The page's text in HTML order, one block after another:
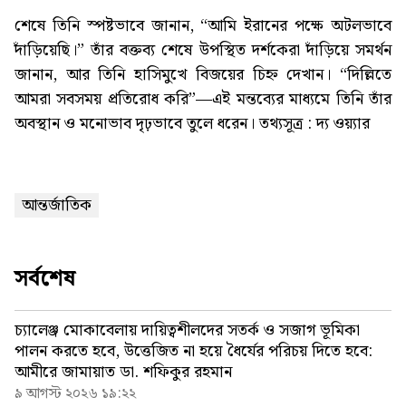
শেষে তিনি স্পষ্টভাবে জানান, “আমি ইরানের পক্ষে অটলভাবে
দাঁড়িয়েছি।” তাঁর বক্তব্য শেষে উপস্থিত দর্শকেরা দাঁড়িয়ে সমর্থন
জানান, আর তিনি হাসিমুখে বিজয়ের চিহ্ন দেখান। “দিল্লিতে
আমরা সবসময় প্রতিরোধ করি”—এই মন্তব্যের মাধ্যমে তিনি তাঁর
অবস্থান ও মনোভাব দৃঢ়ভাবে তুলে ধরেন। তথ্যসূত্র : দ্য ওয়্যার
আন্তর্জাতিক
সর্বশেষ
চ্যালেঞ্জ মোকাবেলায় দায়িত্বশীলদের সতর্ক ও সজাগ ভূমিকা
পালন করতে হবে, উত্তেজিত না হয়ে ধৈর্যের পরিচয় দিতে হবে:
আমীরে জামায়াত ডা. শফিকুর রহমান
৯ আগস্ট ২০২৬ ১৯:২২